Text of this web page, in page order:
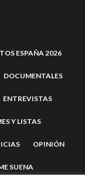
ESPAÑA 2026
DOCUMENTALES
ENTREVISTAS
Y LISTAS
OPINIÓN
SUENA